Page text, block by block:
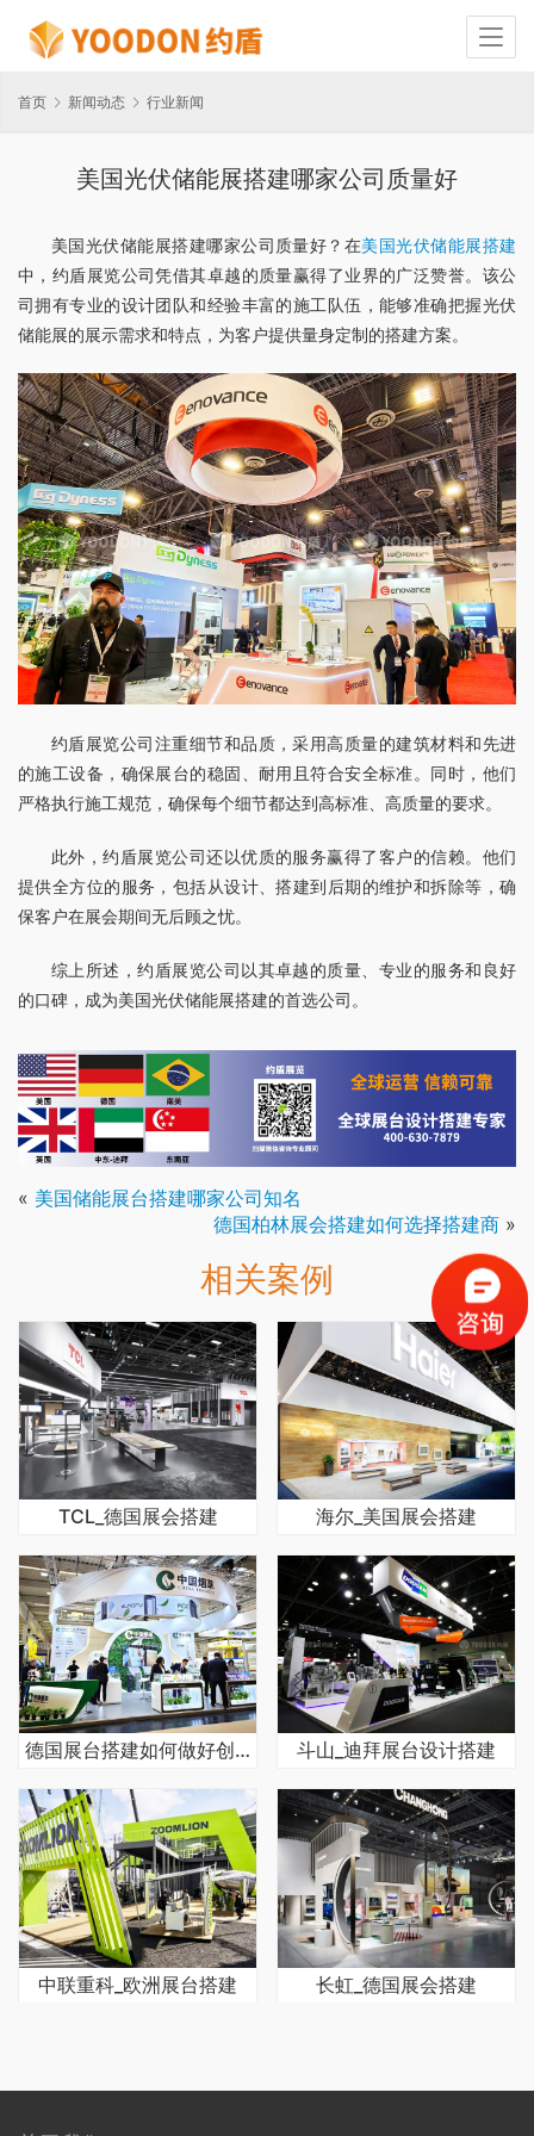
首页 新闻动态 行业新闻
美国光伏储能展搭建哪家公司质量好
美国光伏储能展搭建哪家公司质量好？在美国光伏储能展搭建
中，约盾展览公司凭借其卓越的质量赢得了业界的广泛赞誉。该公
司拥有专业的设计团队和经验丰富的施工队伍，能够准确把握光伏
储能展的展示需求和特点，为客户提供量身定制的搭建方案。
约盾展览公司注重细节和品质，采用高质量的建筑材料和先进
的施工设备，确保展台的稳固、耐用且符合安全标准。同时，他们
严格执行施工规范，确保每个细节都达到高标准、高质量的要求。
此外，约盾展览公司还以优质的服务赢得了客户的信赖。他们
提供全方位的服务，包括从设计、搭建到后期的维护和拆除等，确
保客户在展会期间无后顾之忧。
综上所述，约盾展览公司以其卓越的质量、专业的服务和良好
的口碑，成为美国光伏储能展搭建的首选公司。
« 美国储能展台搭建哪家公司知名
德国柏林展会搭建如何选择搭建商 »
相关案例
TCL_德国展会搭建 海尔_美国展会搭建
德国展台搭建如何做好创意设计与功能融合 斗山_迪拜展台设计搭建
中联重科_欧洲展台搭建 长虹_德国展会搭建